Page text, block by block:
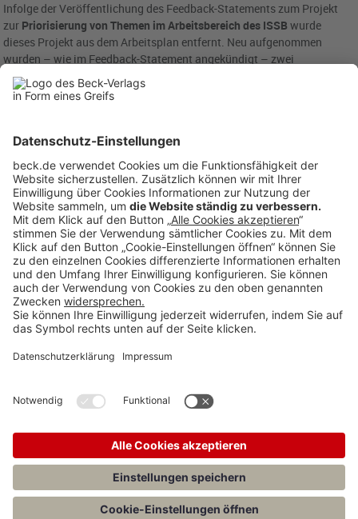
Infolge der Veröffentlichung des Feedback-Statements zum Projekt
zur Priorisierung von Themen im Arbeitsbereich des ISSB wurde
dieses Projekt aus dem Arbeitsplan entfernt. Neu aufgenommen
wurden – wie im Feedback-Statement angekündigt – zwei
Forschungsprojekte zu den Nachhaltigkeitsrisiken und -chancen von
Biodiversität, Ökosystemen und Ökosystemdienstleistungen
Die aktuelle Version des Arbeitsplans (die sich jedoch gegenüber dem
vorstehend beschriebenen Stand aufgrund der laufenden
Aktualisierung bereits wieder geändert haben kann) ist auf der
Website der IFRS-Stiftung (ifrs.org) tagesaktuell abrufbar.
Rubriken
Menü
Anzeigen